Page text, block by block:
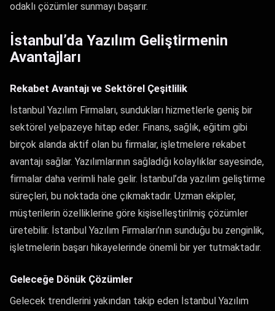
odaklı çözümler sunmayı başarır.
İstanbul’da Yazılım Geliştirmenin
Avantajları
Rekabet Avantajı ve Sektörel Çeşitlilik
İstanbul Yazılım Firmaları, sundukları hizmetlerle geniş bir
sektörel yelpazeye hitap eder. Finans, sağlık, eğitim gibi
birçok alanda aktif olan bu firmalar, işletmelere rekabet
avantajı sağlar. Yazılımlarının sağladığı kolaylıklar sayesinde,
firmalar daha verimli hale gelir. İstanbul’da yazılım geliştirme
süreçleri, bu noktada öne çıkmaktadır. Uzman ekipler,
müşterilerin özelliklerine göre kişiselleştirilmiş çözümler
üretebilir. İstanbul Yazılım Firmaları’nın sunduğu bu zenginlik,
işletmelerin başarı hikayelerinde önemli bir yer tutmaktadır.
Geleceğe Dönük Çözümler
Gelecek trendlerini yakından takip eden İstanbul Yazılım